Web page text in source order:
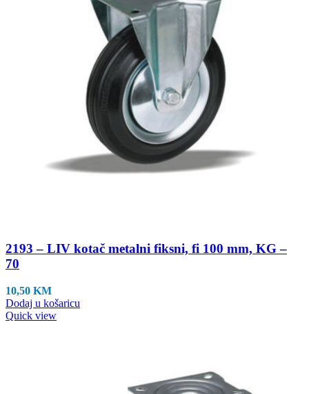
2193 – LIV kotač metalni fiksni, fi 100 mm, KG –
70
10,50 KM
Dodaj u košaricu
Quick view